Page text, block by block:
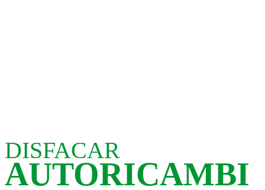
DISFACAR
AUTORICAMBI